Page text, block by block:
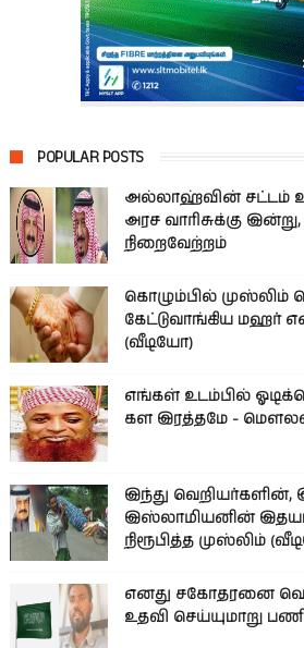
POPULAR POSTS
அல்லாஹ்வின் சட்டம்
அரச வாரிசுக்கு
நிறைவேற்றம்
கொழும்பில் முஸ்லிம்
கேட்டுவாங்கிய மஹர்
(வீடியோ)
எங்கள் உடம்பில்
கள இரத்­தமே -
இந்து வெறியர்களின்,
இஸ்லாமியனின் இதயம்
நிரூபித்த முஸ்லிம்
எனது சகோதரனை
உதவி செய்யுமாறு